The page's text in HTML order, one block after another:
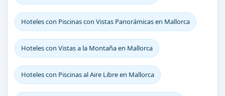
Hoteles con Piscinas con Vistas Panorámicas en Mallorca
Hoteles con Vistas a la Montaña en Mallorca
Hoteles con Piscinas al Aire Libre en Mallorca